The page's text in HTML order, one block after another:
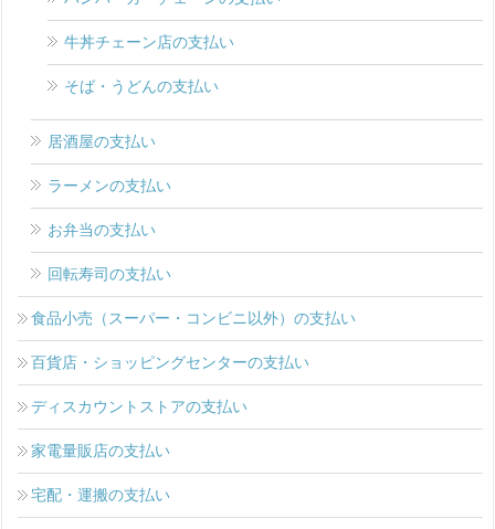
牛丼チェーン店の支払い
そば・うどんの支払い
居酒屋の支払い
ラーメンの支払い
お弁当の支払い
回転寿司の支払い
食品小売（スーパー・コンビニ以外）の支払い
百貨店・ショッピングセンターの支払い
ディスカウントストアの支払い
家電量販店の支払い
宅配・運搬の支払い